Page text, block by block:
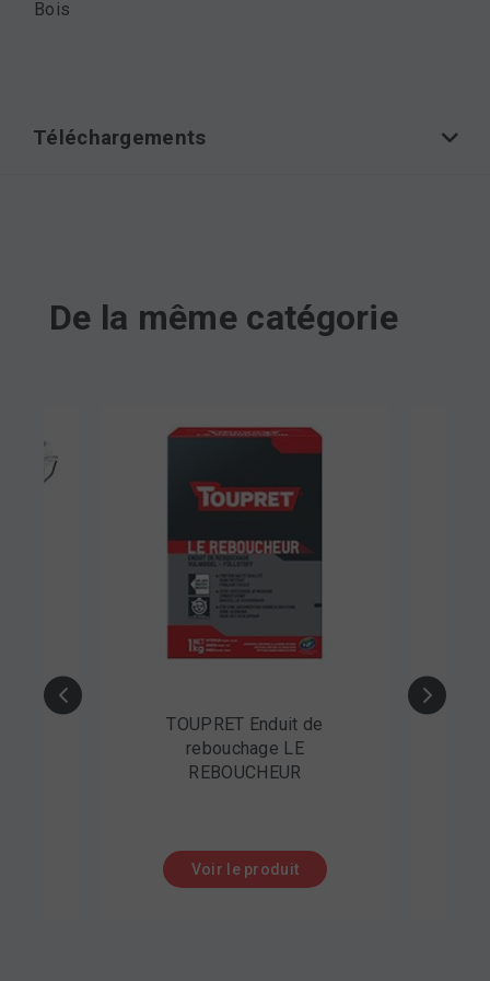
Bois
Téléchargements
De la même catégorie
TOUPRET Enduit de
rebouchage LE
REBOUCHEUR
Voir le produit